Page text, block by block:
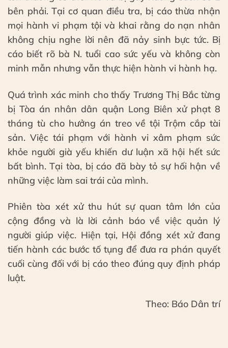
bên phải. Tại cơ quan điều tra, bị cáo thừa nhận
mọi hành vi phạm tội và khai rằng do nạn nhân
không chịu nghe lời nên đã nảy sinh bực tức. Bị
cáo biết rõ bà N. tuổi cao sức yếu và không còn
minh mẫn nhưng vẫn thực hiện hành vi hành hạ.
Quá trình xác minh cho thấy Trương Thị Bắc từng
bị Tòa án nhân dân quận Long Biên xử phạt 8
tháng tù cho hưởng án treo về tội Trộm cắp tài
sản. Việc tái phạm với hành vi xâm phạm sức
khỏe người già yếu khiến dư luận xã hội hết sức
bất bình. Tại tòa, bị cáo đã bày tỏ sự hối hận về
những việc làm sai trái của mình.
Phiên tòa xét xử thu hút sự quan tâm lớn của
cộng đồng và là lời cảnh báo về việc quản lý
người giúp việc. Hiện tại, Hội đồng xét xử đang
tiến hành các bước tố tụng để đưa ra phán quyết
cuối cùng đối với bị cáo theo đúng quy định pháp
luật.
Theo: Báo Dân trí